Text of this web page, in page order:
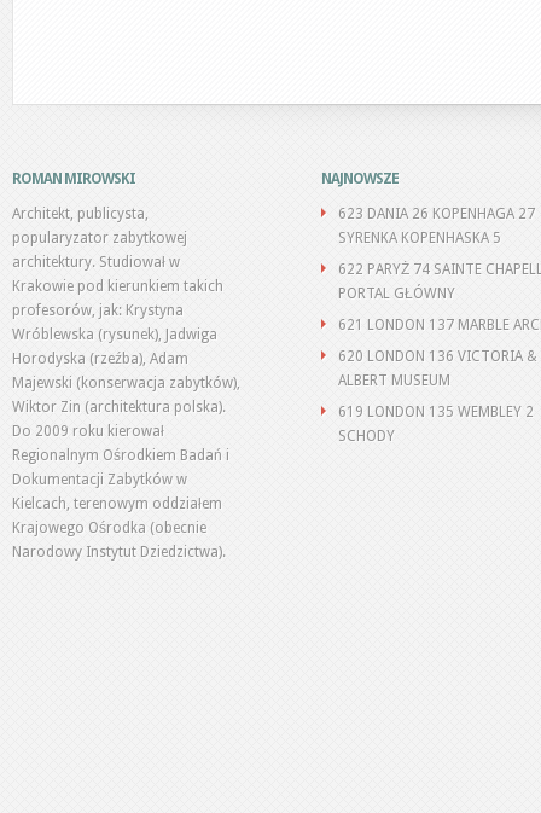
ROMAN MIROWSKI
Architekt, publicysta,
popularyzator zabytkowej
architektury. Studiował w
Krakowie pod kierunkiem takich
profesorów, jak: Krystyna
Wróblewska (rysunek), Jadwiga
Horodyska (rzeźba), Adam
Majewski (konserwacja zabytków),
Wiktor Zin (architektura polska).
Do 2009 roku kierował
Regionalnym Ośrodkiem Badań i
Dokumentacji Zabytków w
Kielcach, terenowym oddziałem
Krajowego Ośrodka (obecnie
Narodowy Instytut Dziedzictwa).
NAJNOWSZE
623 DANIA 26 KOPENHAGA 27
SYRENKA KOPENHASKA 5
622 PARYŻ 74 SAINTE
PORTAL GŁÓWNY
621 LONDON 137 MARBLE
620 LONDON 136 VICTORIA &
ALBERT MUSEUM
619 LONDON 135 WEMBLEY 2
SCHODY